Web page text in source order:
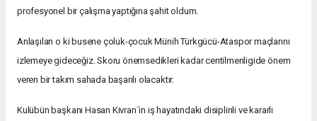
profesyonel bir çalışma yaptığına şahit oldum.
Anlaşılan o ki busene çoluk-çocuk Münih Türkgücü-Ataspor maçlarını
izlemeye gideceğiz. Skoru önemsedikleri kadar centilmenligide önem
veren bir takım sahada başarılı olacaktır.
Kulübün başkanı Hasan Kivran´in iş hayatındaki disiplinli ve kararlı